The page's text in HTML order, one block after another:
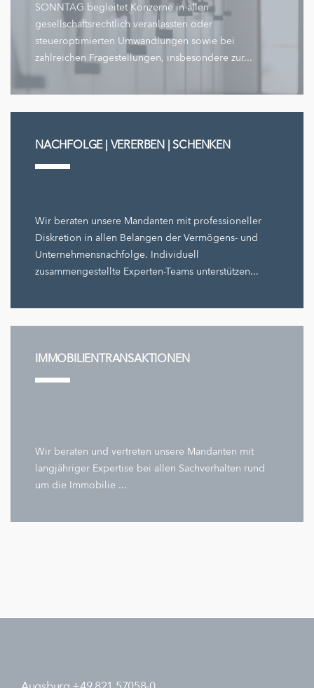
SONNTAG begleitet Konzerne in allen
gesellschaftsrechtlich veranlassten oder
steueroptimierten Umwandlungen sowie bei
zahlreichen Fragestellungen, insbesondere zur...
NACHFOLGE | VERERBEN | SCHENKEN
Wir beraten unsere Mandanten mit professioneller
Diskretion in allen Belangen der Vermögens- und
Unternehmensnachfolge. Individuell
zusammengestellte Experten-Teams unterstützen...
IMMOBILIENTRANSAKTIONEN
Wir beraten und vertreten unsere Mandanten mit
langjähriger Expertise bei allen Sachverhalten rund
um die Immobilie ...